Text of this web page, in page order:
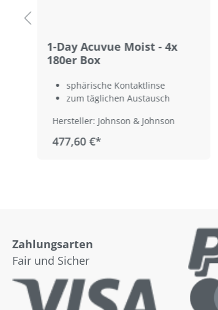
1-Day Acuvue Moist - 4x
180er Box
sphärische Kontaktlinse
zum täglichen Austausch
Hersteller: Johnson & Johnson
477,60 €*
Zahlungsarten
Fair und Sicher